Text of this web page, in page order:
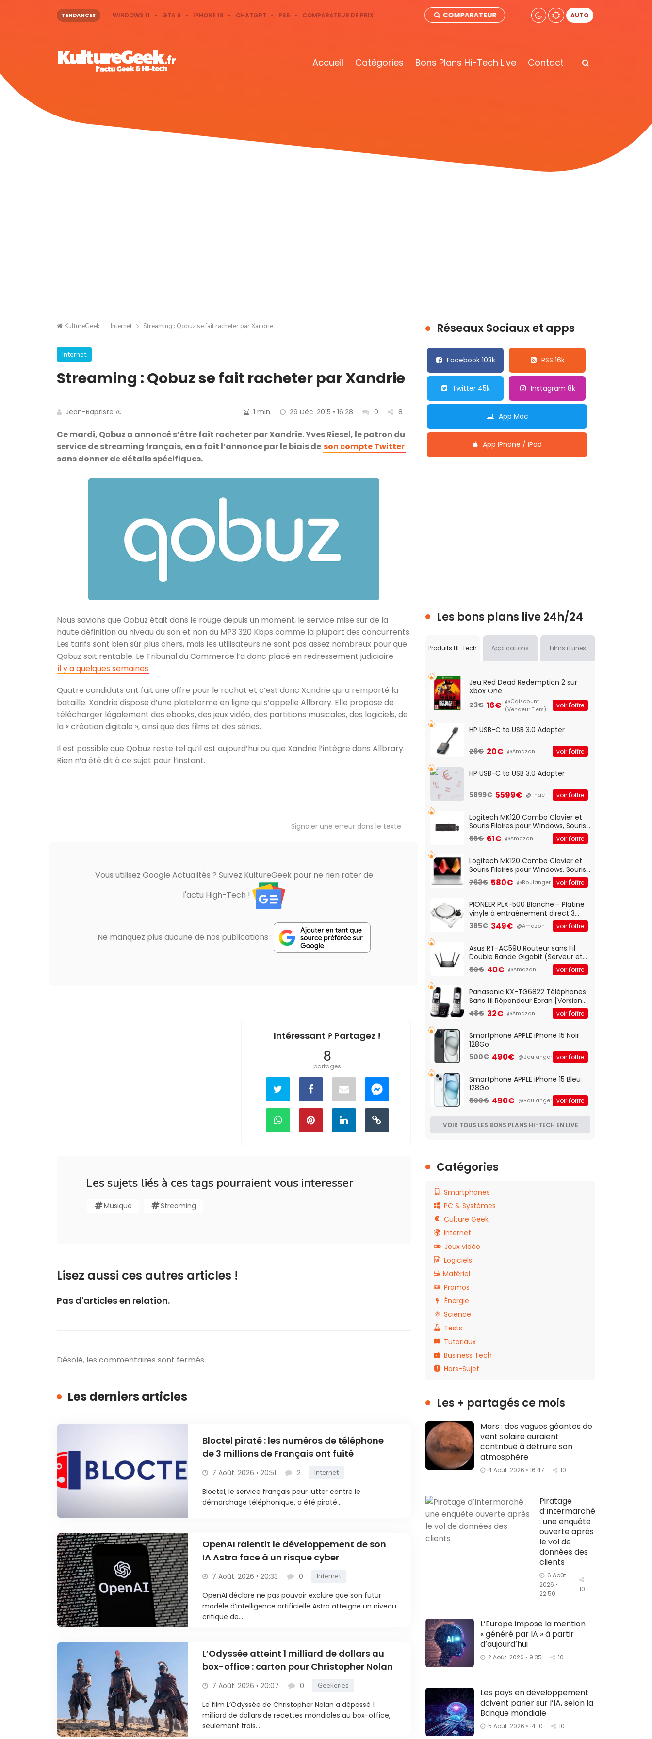
TENDANCES WINDOWS 11 GTA 6 IPHONE 18 CHATGPT PS5 COMPARATEUR DE PRIX COMPARATEUR AUTO
Accueil Catégories Bons Plans Hi-Tech Live Contact
KultureGeek Internet Streaming : Qobuz se fait racheter par Xandrie
Internet
Streaming : Qobuz se fait racheter par Xandrie
Jean-Baptiste A. 1 min. 29 Déc. 2015 • 16:28 0 8
Ce mardi, Qobuz a annoncé s’être fait racheter par Xandrie. Yves Riesel, le patron du
service de streaming français, en a fait l’annonce par le biais de son compte Twitter
sans donner de détails spécifiques.
Nous savions que Qobuz était dans le rouge depuis un moment, le service mise sur de la
haute définition au niveau du son et non du MP3 320 Kbps comme la plupart des concurrents.
Les tarifs sont bien sûr plus chers, mais les utilisateurs ne sont pas assez nombreux pour que
Qobuz soit rentable. Le Tribunal du Commerce l’a donc placé en redressement judiciaire
il y a quelques semaines.
Quatre candidats ont fait une offre pour le rachat et c’est donc Xandrie qui a remporté la
bataille. Xandrie dispose d’une plateforme en ligne qui s’appelle Allbrary. Elle propose de
télécharger légalement des ebooks, des jeux vidéo, des partitions musicales, des logiciels, de
la « création digitale », ainsi que des films et des séries.
Il est possible que Qobuz reste tel qu’il est aujourd’hui ou que Xandrie l’intègre dans Allbrary.
Rien n’a été dit à ce sujet pour l’instant.
Signaler une erreur dans le texte
Vous utilisez Google Actualités ? Suivez KultureGeek pour ne rien rater de
l'actu High-Tech !
Ne manquez plus aucune de nos publications :
Intéressant ? Partagez !
8
partages
Les sujets liés à ces tags pourraient vous interesser
Musique Streaming
Lisez aussi ces autres articles !
Pas d'articles en relation.
Désolé, les commentaires sont fermés.
Les derniers articles
Bloctel piraté : les numéros de téléphone
de 3 millions de Français ont fuité
7 Août. 2026 • 20:51 2 Internet
Bloctel, le service français pour lutter contre le
démarchage téléphonique, a été piraté....
OpenAI ralentit le développement de son
IA Astra face à un risque cyber
7 Août. 2026 • 20:33 0 Internet
OpenAI déclare ne pas pouvoir exclure que son futur
modèle d’intelligence artificielle Astra atteigne un niveau
critique de...
L’Odyssée atteint 1 milliard de dollars au
box-office : carton pour Christopher Nolan
7 Août. 2026 • 20:07 0 Geekeries
Le film L’Odyssée de Christopher Nolan a dépassé 1
milliard de dollars de recettes mondiales au box-office,
seulement trois...
Réseaux Sociaux et apps
Facebook 103k RSS 16k
Twitter 45k Instagram 8k
App Mac
App iPhone / iPad
Les bons plans live 24h/24
Produits Hi-Tech Applications Films iTunes
Jeu Red Dead Redemption 2 sur
Xbox One
23€ 16€ @Cdiscount
(Vendeur Tiers)
voir l'offre
HP USB-C to USB 3.0 Adapter
26€ 20€ @Amazon voir l'offre
HP USB-C to USB 3.0 Adapter
5899€ 5599€ @Fnac voir l'offre
Logitech MK120 Combo Clavier et
Souris Filaires pour Windows, Souris
Optique Filaire, Connexion USB Plug
And Play, Confortable, Taille
QWERTY UK - Noir
66€ 61€ @Amazon voir l'offre
Logitech MK120 Combo Clavier et
Souris Filaires pour Windows, Souris
Optique Filaire, Connexion USB Plug
And Play, Confortable, Taille
QWERTY UK - Noir
763€ 580€ @Boulanger voir l'offre
PIONEER PLX-500 Blanche - Platine
vinyle à entraénement direct 3
vitesses (33-45-78 trs/min) avec
pre-ampli intégré et port USB
385€ 349€ @Amazon voir l'offre
Asus RT-AC59U Routeur sans Fil
Double Bande Gigabit (Serveur et
Client VPN, Triple Vlan, Mode Point
d'accès et Bridge, contrôle
50€ 40€ @Amazon voir l'offre
Panasonic KX-TG6822 Téléphones
Sans fil Répondeur Ecran [Version
Française]
48€ 32€ @Amazon voir l'offre
Smartphone APPLE iPhone 15 Noir
128Go
500€ 490€ @Boulanger voir l'offre
Smartphone APPLE iPhone 15 Bleu
128Go
500€ 490€ @Boulanger voir l'offre
VOIR TOUS LES BONS PLANS HI-TECH EN LIVE
Catégories
Smartphones
PC & Systèmes
Culture Geek
Internet
Jeux vidéo
Logiciels
Matériel
Promos
Énergie
Science
Tests
Tutoriaux
Business Tech
Hors-Sujet
Les + partagés ce mois
Mars : des vagues géantes de
vent solaire auraient
contribué à détruire son
atmosphère
4 Août. 2026 • 16:47 10
Piratage
d’Intermarché
: une enquête
ouverte après
le vol de
données des
clients
6 Août.
2026 •
22:50
10
L’Europe impose la mention
« généré par IA » à partir
d’aujourd’hui
2 Août. 2026 • 9:35 10
Les pays en développement
doivent parier sur l’IA, selon la
Banque mondiale
5 Août. 2026 • 14:10 10